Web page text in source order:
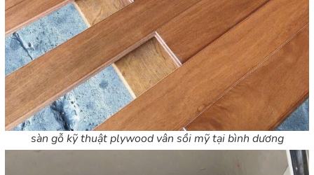
sàn gỗ kỹ thuật plywood vân sồi mỹ tại bình dương